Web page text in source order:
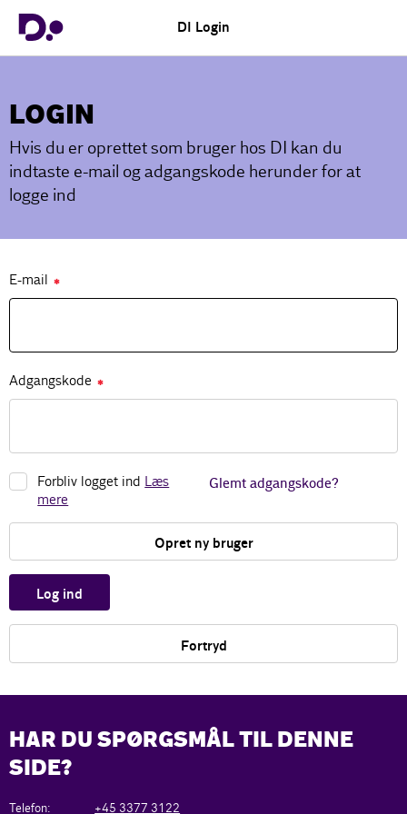
DI Login
LOGIN
Hvis du er oprettet som bruger hos DI kan du
indtaste e-mail og adgangskode herunder for at
logge ind
E-mail ✱
Adgangskode ✱
Forbliv logget ind Læs
mere
Glemt adgangskode?
Opret ny bruger
Log ind
Fortryd
HAR DU SPØRGSMÅL TIL DENNE
SIDE?
Telefon: +45 3377 3122